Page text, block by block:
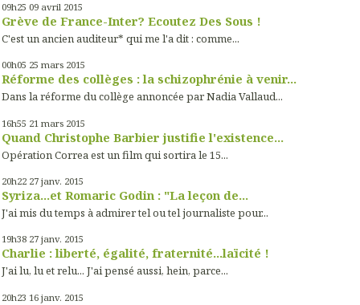
09h25 09 avril 2015
Grève de France-Inter? Ecoutez Des Sous !
C'est un ancien auditeur* qui me l'a dit : comme...
00h05 25 mars 2015
Réforme des collèges : la schizophrénie à venir...
Dans la réforme du collège annoncée par Nadia Vallaud...
16h55 21 mars 2015
Quand Christophe Barbier justifie l'existence...
Opération Correa est un film qui sortira le 15...
20h22 27 janv. 2015
Syriza...et Romaric Godin : "La leçon de...
J'ai mis du temps à admirer tel ou tel journaliste pour...
19h38 27 janv. 2015
Charlie : liberté, égalité, fraternité...laïcité !
J'ai lu, lu et relu... J'ai pensé aussi, hein, parce...
20h23 16 janv. 2015